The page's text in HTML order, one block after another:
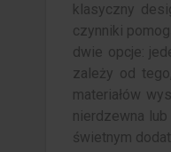
klasyczny
czynniki
dwie opcje:
zależy od
materiałów
nierdzewna
świetnym
Jak
3
Nie